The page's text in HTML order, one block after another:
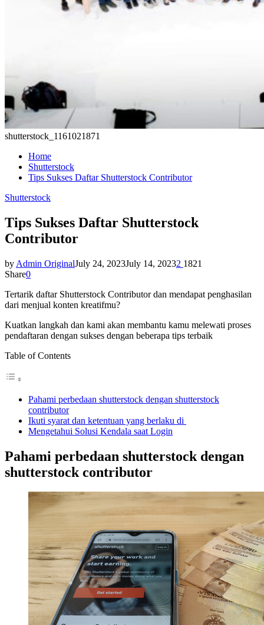
shutterstock_1161021871
Home
Shutterstock
Tips Sukses Daftar Shutterstock Contributor
Shutterstock
Tips Sukses Daftar Shutterstock
Contributor
by Admin OriginalJuly 24, 2023July 14, 20232 1821
Share0
Tertarik daftar Shutterstock Contributor dan mendapat penghasilan
dari menjual konten kreatifmu?
Kuatkan langkah dan kami akan membantu kamu melewati proses
pendaftaran dengan sukses dengan beberapa tips terbaik
Table of Contents
Pahami perbedaan shutterstock dengan shutterstock
contributor
Ikuti syarat dan ketentuan yang berlaku di
Mengetahui Solusi Kendala saat Login
Pahami perbedaan shutterstock dengan
shutterstock contributor